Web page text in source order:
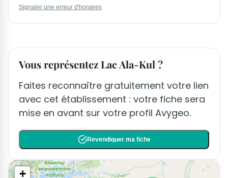
Signaler une erreur d'horaires
Vous représentez Lac Ala-Kul ?
Faites reconnaître gratuitement votre lien
avec cet établissement : votre fiche sera
mise en avant sur votre profil Avygeo.
Revendiquer ma fiche
+